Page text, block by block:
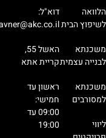
הלוואה
לשיפוץ הבית
משכנתא
לבנייה עצמית
משכנתא
למסורבים
ליווי
דוא"ל:
avner@akc.co.il
האשל 55,
קריית אתא
ראשון עד
חמישי:
09:00 עד
19:00